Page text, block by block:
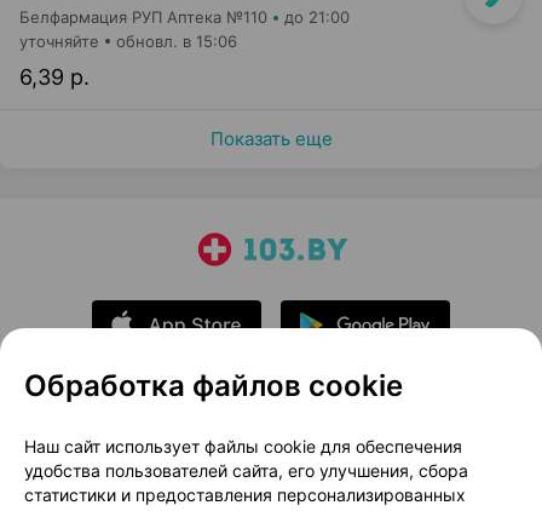
Белфармация РУП Аптека №110 до 21:00
6,39 р.
уточняйте обновл. в 15:06
Показать еще
О проекте
Новости проекта
Размещение рекламы
Медицинский маркетинг
Обработка файлов cookie
Наш сайт использует файлы cookie для обеспечения
удобства пользователей сайта, его улучшения, сбора
статистики и предоставления персонализированных